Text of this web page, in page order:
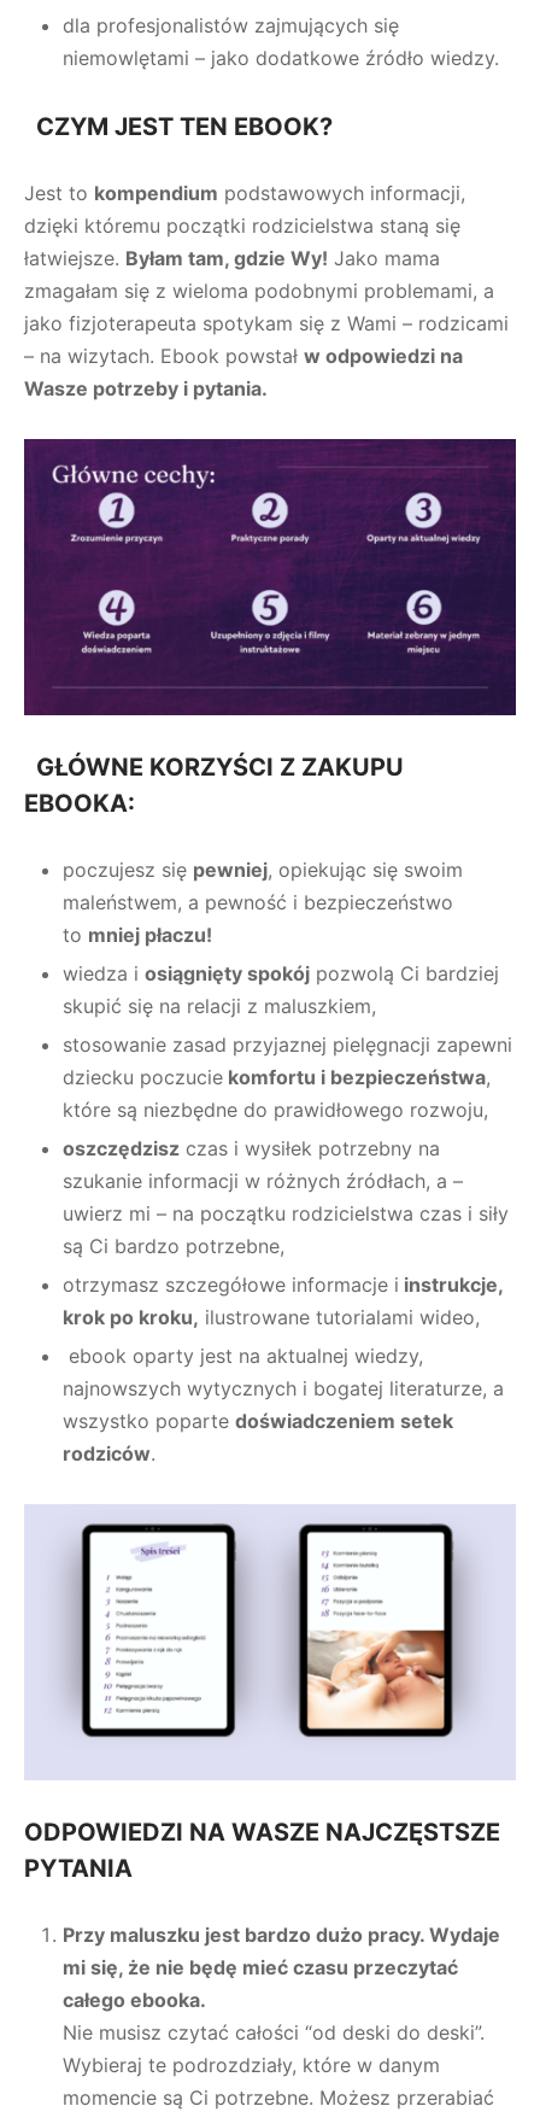
dla profesjonalistów zajmujących się
niemowlętami – jako dodatkowe źródło wiedzy.
CZYM JEST TEN EBOOK?
Jest to kompendium podstawowych informacji,
dzięki któremu początki rodzicielstwa staną się
łatwiejsze. Byłam tam, gdzie Wy! Jako mama
zmagałam się z wieloma podobnymi problemami, a
jako fizjoterapeuta spotykam się z Wami – rodzicami
– na wizytach. Ebook powstał w odpowiedzi na
Wasze potrzeby i pytania.
GŁÓWNE KORZYŚCI Z ZAKUPU
EBOOKA:
poczujesz się pewniej, opiekując się swoim
maleństwem, a pewność i bezpieczeństwo
to mniej płaczu!
wiedza i osiągnięty spokójpozwolą Ci bardziej
skupić się na relacji z maluszkiem,
stosowanie zasad przyjaznej pielęgnacji zapewni
dziecku poczuciekomfortu i bezpieczeństwa,
które są niezbędne do prawidłowego rozwoju,
oszczędziszczas i wysiłek potrzebny na
szukanie informacji w różnych źródłach, a –
uwierz mi – na początku rodzicielstwa czas i siły
są Ci bardzo potrzebne,
otrzymasz szczegółowe informacje i instrukcje,
krok po kroku, ilustrowane tutorialami wideo,
ebook oparty jest na aktualnej wiedzy,
najnowszych wytycznych i bogatej literaturze, a
wszystko poparte doświadczeniem setek
rodziców.
ODPOWIEDZI NA WASZE NAJCZĘSTSZE
PYTANIA
Przy maluszku jest bardzo dużo pracy. Wydaje
mi się, że nie będę mieć czasu przeczytać
całego ebooka.
Nie musisz czytać całości “od deski do deski”.
Wybieraj te podrozdziały, które w danym
momencie są Ci potrzebne. Możesz przerabiać